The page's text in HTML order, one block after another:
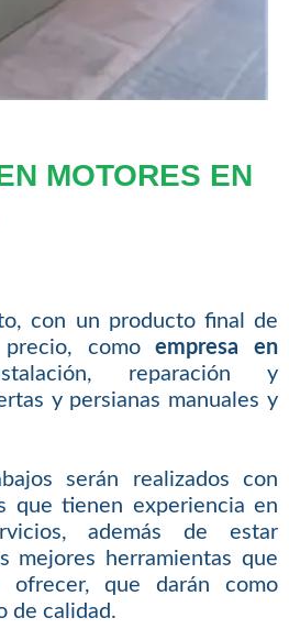
MOTORES EN
con un producto final de
comoempresa en
reparación y
y persianas manuales y
serán realizados con
que tienen experiencia en
además de estar
mejores herramientas que
ofrecer, que darán como
de calidad.